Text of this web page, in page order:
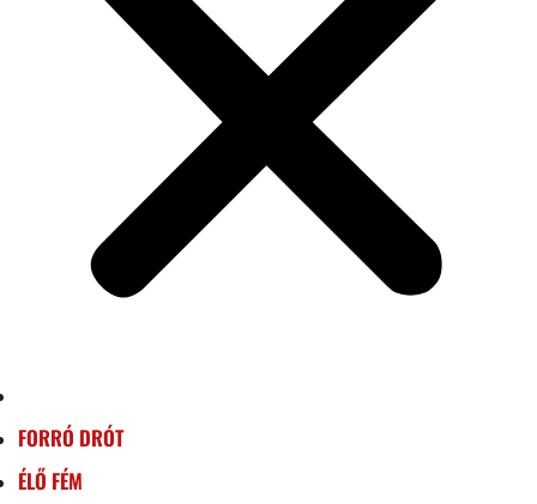
FORRÓ DRÓT
ÉLŐ FÉM